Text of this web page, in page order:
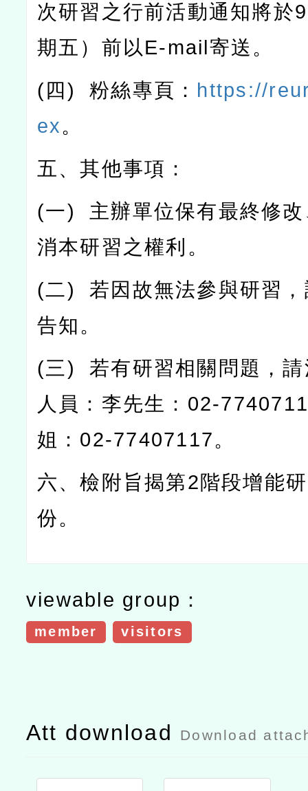
次研習之行前活動通知將於9
期五）前以E-mail寄送。
(四)粉絲專頁： https://
ex。
五、其他事項：
(一) 主辦單位保有最終修
消本研習之權利。
(二)若因故無法參與研習
告知。
(三)若有研習相關問題，
人員：李先生： 02-
姐： 02-77407117。
六、檢附旨揭第2階段增能
份。
viewable group：
member visitors
Att download Download